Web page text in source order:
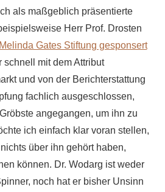
als maßgeblich präsentierte
Herr Prof. Drosten
Gates Stiftung gesponsert
mit dem Attribut
und von der Berichterstattung
fachlich ausgeschlossen,
angegangen, um ihn zu
ich einfach klar voran stellen,
über ihn gehört haben,
können. Dr. Wodarg ist weder
noch hat er bisher Unsinn